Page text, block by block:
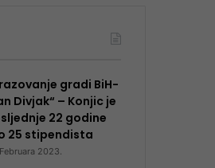
gradi BiH-
Divjak“ – Konjic je
22 godine
25 ​​stipendista
2023.